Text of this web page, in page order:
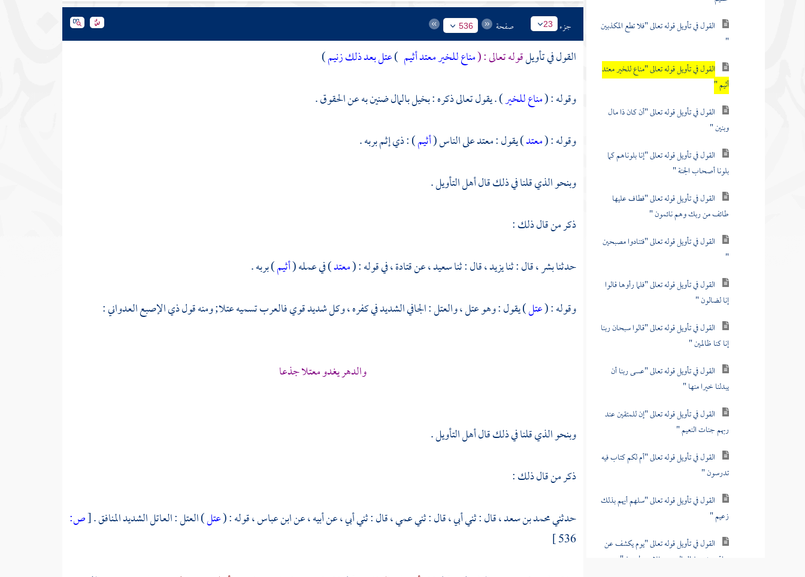
القول في تأويل قوله تعالى "فلا تطع المكذبين
"
القول في تأويل قوله تعالى "مناع للخير معتد
أثيم "
القول في تأويل قوله تعالى "أن كان ذا مال
وبنين "
القول في تأويل قوله تعالى "إنا بلوناهم كما
بلونا أصحاب الجنة "
القول في تأويل قوله تعالى "فطاف عليها
طائف من ربك وهم نائمون "
القول في تأويل قوله تعالى "فتنادوا مصبحين
"
القول في تأويل قوله تعالى "فلما رأوها قالوا
إنا لضالون "
القول في تأويل قوله تعالى "قالوا سبحان ربنا
إنا كنا ظالمين "
القول في تأويل قوله تعالى "عسى ربنا أن
يبدلنا خيرا منها "
القول في تأويل قوله تعالى "إن للمتقين عند
ربهم جنات النعيم "
القول في تأويل قوله تعالى "أم لكم كتاب فيه
تدرسون "
القول في تأويل قوله تعالى "سلهم أيهم بذلك
زعيم "
القول في تأويل قوله تعالى "يوم يكشف عن
ساق ويدعون إلى السجود فلا يستطيعون "
جزء 23 صفحة 536
القول في تأويلقوله تعالى : (مناع للخير معتد أثيم )عتل بعد ذلك زنيم)
وقوله : (مناع للخير) . يقول تعالى ذكره : بخيل بالمال ضنين به عن الحقوق .
وقوله : (معتد) يقول : معتد على الناس (أثيم) : ذي إثم بربه .
وبنحو الذي قلنا في ذلك قال أهل التأويل .
ذكر من قال ذلك :
حدثنابشر ،قال : ثنايزيد ،قال : ثناسعيد ،عنقتادة ،في قوله : (معتد) في عمله (أثيم) بربه .
وقوله : (عتل) يقول : وهو عتل ، والعتل : الجافي الشديد في كفره ، وكل شديد قوي فالعرب تسميه عتلا; ومنه قولذي الإصبع العدواني:
والدهر يغدو معتلا جذعا
وبنحو الذي قلنا في ذلك قال أهل التأويل .
ذكر من قال ذلك :
حدثنيمحمد بن سعد ،قال : ثني أبي ، قال : ثني عمي ، قال : ثني أبي ، عن أبيه ، عنابن عباس ،قوله : (عتل) العتل : العاتل الشديد المنافق .[ص:
536 ]